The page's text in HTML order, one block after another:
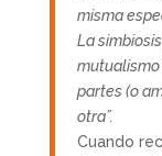
misma
La
mutualismo
partes (o
otra”.
Cuando